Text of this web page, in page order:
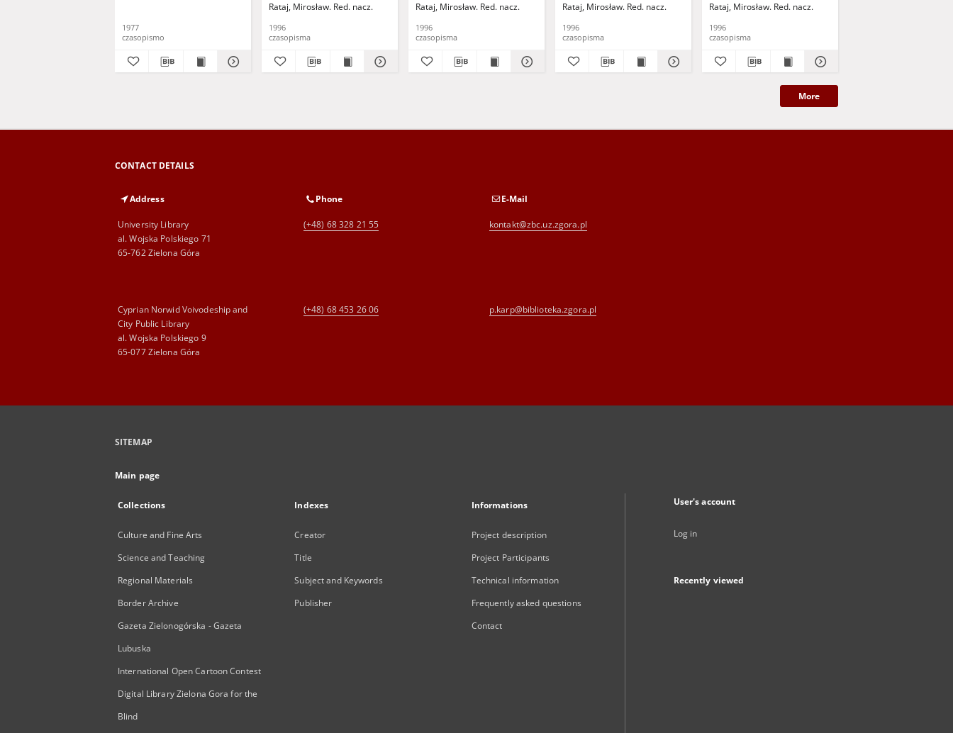
1977
czasopismo
Rataj, Mirosław. Red. nacz.
1996
czasopisma
Rataj, Mirosław. Red. nacz.
1996
czasopisma
Rataj, Mirosław. Red. nacz.
1996
czasopisma
Rataj, Mirosław. Red. nacz.
1996
czasopisma
More
CONTACT DETAILS
Address
University Library
al. Wojska Polskiego 71
65-762 Zielona Góra
Phone
(+48) 68 328 21 55
E-Mail
kontakt@zbc.uz.zgora.pl
Cyprian Norwid Voivodeship and
City Public Library
al. Wojska Polskiego 9
65-077 Zielona Góra
(+48) 68 453 26 06 p.karp@biblioteka.zgora.pl
SITEMAP
Main page
Collections
Culture and Fine Arts
Science and Teaching
Regional Materials
Border Archive
Gazeta Zielonogórska - Gazeta
Lubuska
International Open Cartoon Contest
Digital Library Zielona Gora for the
Blind
Indexes
Creator
Title
Subject and Keywords
Publisher
Informations
Project description
Project Participants
Technical information
Frequently asked questions
Contact
User's account
Log in
Recently viewed